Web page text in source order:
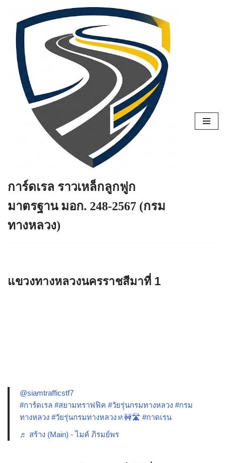
Skip
content
การ์ดเรล ราวเหล็กลูกฟูก
มาตรฐาน มอก. 248-2567 (กรม
ทางหลวง)
แขวงทางหลวงนครราชสีมาที่ 1
@siamtrafficstf7
#การ์ดเรล #สยามทราฟฟิค #วัยรุ่นกรมทางหลวง #กรม
ทางหลวง #วัยรุ่นกรมทางหลวง🚸🚧🛣️ #กาดเรน
♬ สร้าง (Main) - ไมค์ ภิรมย์พร